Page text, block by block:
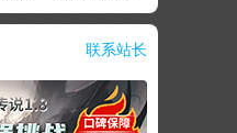
联系站长